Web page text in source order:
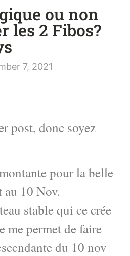
ou non
les 2 Fibos?
7, 2021
post, donc soyez
pour la belle
au 10 Nov.
stable qui ce crée
me permet de faire
du 10 nov